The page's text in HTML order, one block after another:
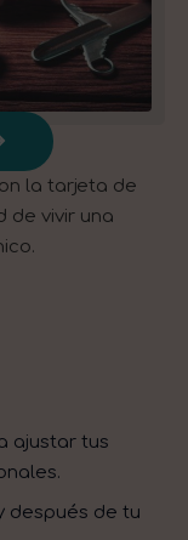
la tarjeta de
de vivir una
ajustar tus
después de tu